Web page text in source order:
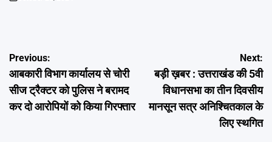
Post
navigation
Previous:
आबकारी विभाग कार्यालय से चोरी
सीज ट्रैक्टर को पुलिस ने बरामद
कर दो आरोपियों को किया गिरफ्तार
Next:
बड़ी ख़बर : उत्तराखंड की 5वी
विधानसभा का तीन दिवसीय
मानसून सत्र अनिश्चितकाल के
लिए स्थगित